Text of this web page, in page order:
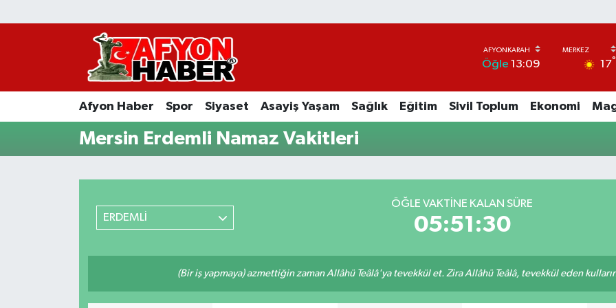
Öğle 13:09 17°
Afyon Haber Spor Siyaset Asayiş Yaşam Sağlık Eğitim Sivil Toplum Ekonomi
Mersin Erdemli Namaz Vakitleri
ERDEMLİ
ÖĞLE VAKTINE KALAN SÜRE
05:51:30
(Bir iş yapmaya) azmettiğin zaman Allâhü Teâlâ'ya tevekkül et. Zira Allâhü Teâlâ, tevekkül eden
Afyon Haber
Spor
Asayiş Yaşam